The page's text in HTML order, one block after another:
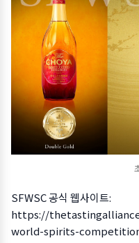
SFWSC 공식 웹사이트:
https://
world-spirits-